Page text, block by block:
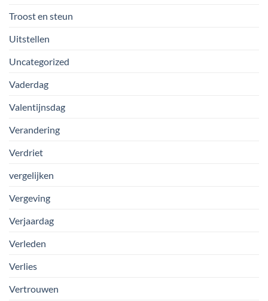
Troost en steun
Uitstellen
Uncategorized
Vaderdag
Valentijnsdag
Verandering
Verdriet
vergelijken
Vergeving
Verjaardag
Verleden
Verlies
Vertrouwen